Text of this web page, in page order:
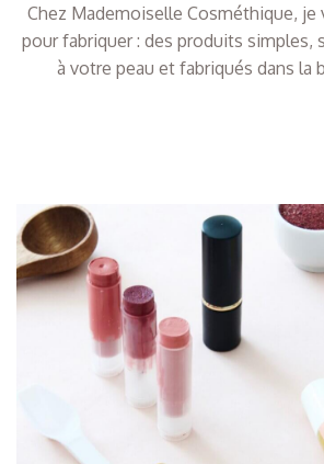
Chez Mademoiselle Cosméthique, je
pour fabriquer : des produits simples,
à votre peau et fabriqués dans la